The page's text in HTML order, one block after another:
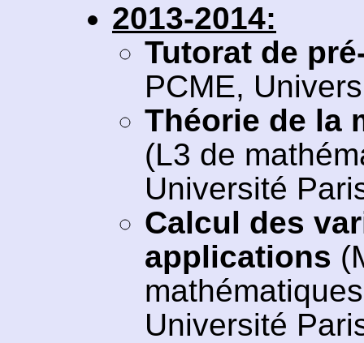
2013-2014:
Tutorat de
PCME,
Théorie de la
(L3 de
Université
Calcul des
applications
Université